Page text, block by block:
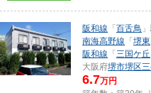
阪和線 「 百舌鳥
南海高野線 「 堺東
阪和線 「 三国ケ丘
大阪府堺市堺区
6.7万円